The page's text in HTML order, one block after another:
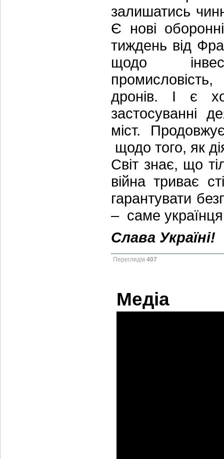
залишатись
Є нові
тиждень від
щодо
дронів. І є
застосуванні
міст.
щодо того, як
Світ знає, що
війна триває
гарантувати
– саме
Слава Україні!
Переглядів 407
Медіа